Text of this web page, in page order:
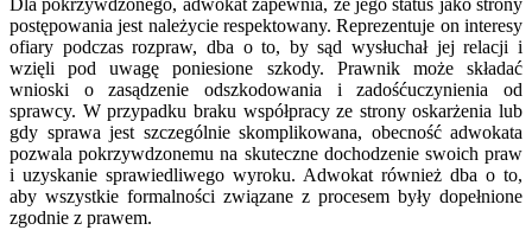
Dla pokrzywdzonego, adwokat zapewnia, że jego status jako strony
postępowania jest należycie respektowany. Reprezentuje on interesy
ofiary podczas rozpraw, dba o to, by sąd wysłuchał jej relacji i
wzięli pod uwagę poniesione szkody. Prawnik może składać
wnioski o zasądzenie odszkodowania i zadośćuczynienia od
sprawcy. W przypadku braku współpracy ze strony oskarżenia lub
gdy sprawa jest szczególnie skomplikowana, obecność adwokata
pozwala pokrzywdzonemu na skuteczne dochodzenie swoich praw
i uzyskanie sprawiedliwego wyroku. Adwokat również dba o to,
aby wszystkie formalności związane z procesem były dopełnione
zgodnie z prawem.